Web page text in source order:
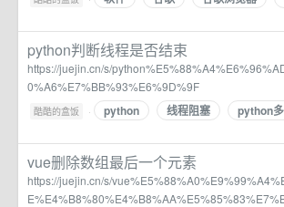
python判断线程是否结束
https://juejin.cn/s/
0%A6%E7%BB%93%E6%9D%9F
酷酷的盒饭 · python 线程阻塞 python
vue删除数组最后一个元素
https://juejin.cn/s/